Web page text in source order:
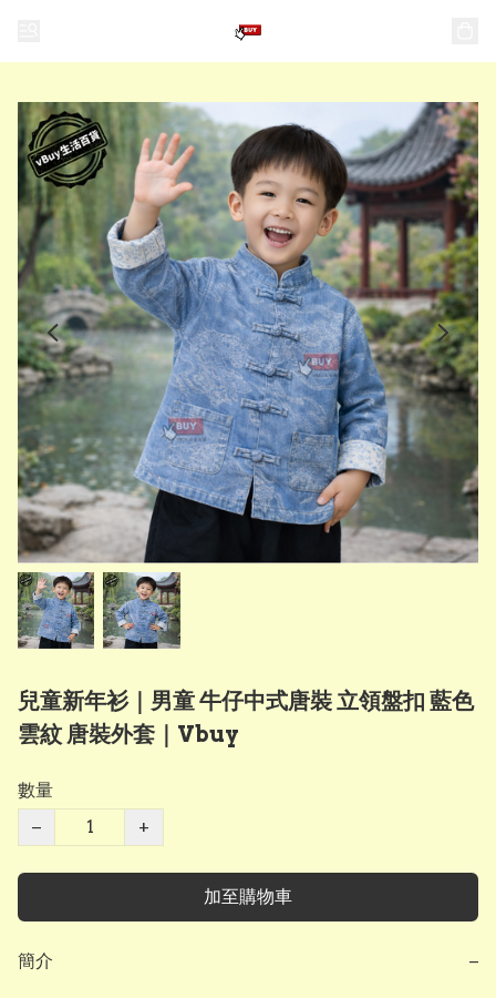
兒童新年衫｜男童 牛仔中式唐裝 立領盤扣 藍色
雲紋 唐裝外套｜Vbuy
數量
−
+
加至購物車
簡介 −